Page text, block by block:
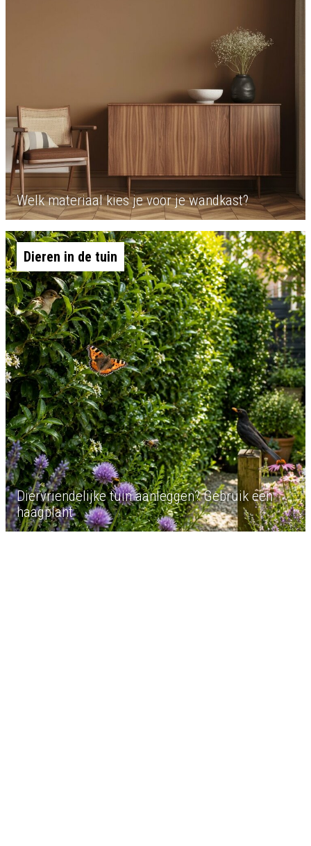
Welk materiaal kies je voor je wandkast?
Dieren in de tuin
Diervriendelijke tuin aanleggen? Gebruik een
haagplant